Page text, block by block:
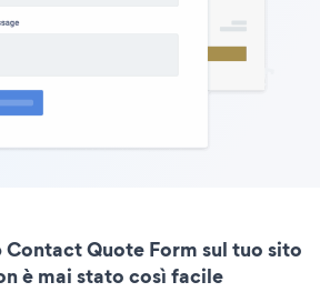
Quote Form sul tuo sito
è mai stato così facile